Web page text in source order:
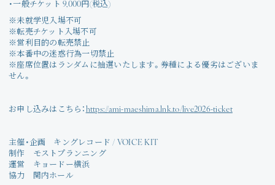
回想録
・一般チケット 9,000円(税込)
※未就学児入場不可
※転売チケット入場不可
※営利目的の転売禁止
※本番中の迷惑行為一切禁止
※座席位置はランダムに抽選いたします。券種による優劣はございま
せん。
お申し込みはこちら： https://ami-maeshima.lnk.to/live2026-ticket
主催・企画 キングレコード / VOICE KIT
制作 モストプランニング
運営 キョードー横浜
協力 関内ホール